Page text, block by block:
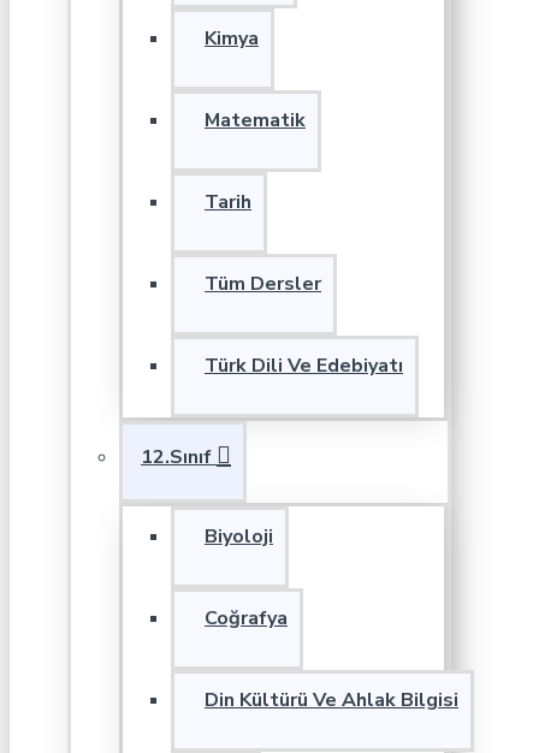
Kimya
Matematik
Tarih
Tüm Dersler
Türk Dili Ve Edebiyatı
12.Sınıf
Biyoloji
Coğrafya
Din Kültürü Ve Ahlak Bilgisi